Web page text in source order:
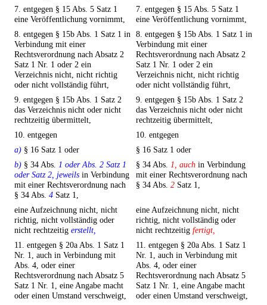
7. entgegen § 15 Abs. 5 Satz 1
eine Veröffentlichung vornimmt,
7. entgegen § 15 Abs. 5 Satz 1
eine Veröffentlichung vornimmt,
8. entgegen § 15b Abs. 1 Satz 1 in
Verbindung mit einer
Rechtsverordnung nach Absatz 2
Satz 1 Nr. 1 oder 2 ein
Verzeichnis nicht, nicht richtig
oder nicht vollständig führt,
8. entgegen § 15b Abs. 1 Satz 1 in
Verbindung mit einer
Rechtsverordnung nach Absatz 2
Satz 1 Nr. 1 oder 2 ein
Verzeichnis nicht, nicht richtig
oder nicht vollständig führt,
9. entgegen § 15b Abs. 1 Satz 2
das Verzeichnis nicht oder nicht
rechtzeitig übermittelt,
9. entgegen § 15b Abs. 1 Satz 2
das Verzeichnis nicht oder nicht
rechtzeitig übermittelt,
10. entgegen
10. entgegen
a) § 16 Satz 1 oder
§ 16 Satz 1 oder
b) § 34 Abs. 1 oder Abs. 2 Satz 1
oder Satz 2, jeweils in Verbindung
mit einer Rechtsverordnung nach
§ 34 Abs. 4 Satz 1,
§ 34 Abs. 1, auch in Verbindung
mit einer Rechtsverordnung nach
§ 34 Abs. 2 Satz 1,
eine Aufzeichnung nicht, nicht
richtig, nicht vollständig oder
nicht rechtzeitig erstellt,
eine Aufzeichnung nicht, nicht
richtig, nicht vollständig oder
nicht rechtzeitig fertigt,
11. entgegen § 20a Abs. 1 Satz 1
Nr. 1, auch in Verbindung mit
Abs. 4, oder einer
Rechtsverordnung nach Absatz 5
Satz 1 Nr. 1, eine Angabe macht
oder einen Umstand verschweigt,
11. entgegen § 20a Abs. 1 Satz 1
Nr. 1, auch in Verbindung mit
Abs. 4, oder einer
Rechtsverordnung nach Absatz 5
Satz 1 Nr. 1, eine Angabe macht
oder einen Umstand verschweigt,